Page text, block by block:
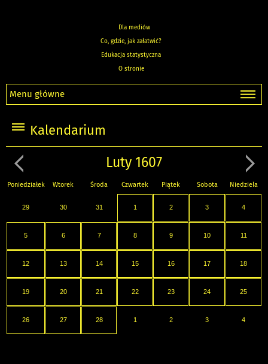
Dla mediów
Co, gdzie, jak załatwić?
Edukacja statystyczna
O stronie
Menu główne
Kalendarium
Luty 1607
Poniedziałek Wtorek Środa Czwartek Piątek Sobota Niedziela
29 30 31 1 2 3 4
5 6 7 8 9 10 11
12 13 14 15 16 17 18
19 20 21 22 23 24 25
26 27 28 1 2 3 4